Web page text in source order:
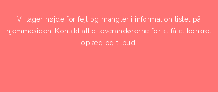
Vi tager højde for fejl og mangler i information listet på
hjemmesiden. Kontakt altid leverandørerne for at få et konkret
oplæg og tilbud.